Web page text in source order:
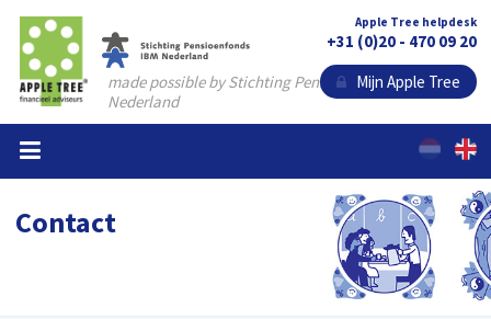
made possible by Stichting Pensioenfonds IBM
Nederland
Apple Tree helpdesk
+31 (0)20 - 470 09 20
Mijn Apple Tree
Home
Contact